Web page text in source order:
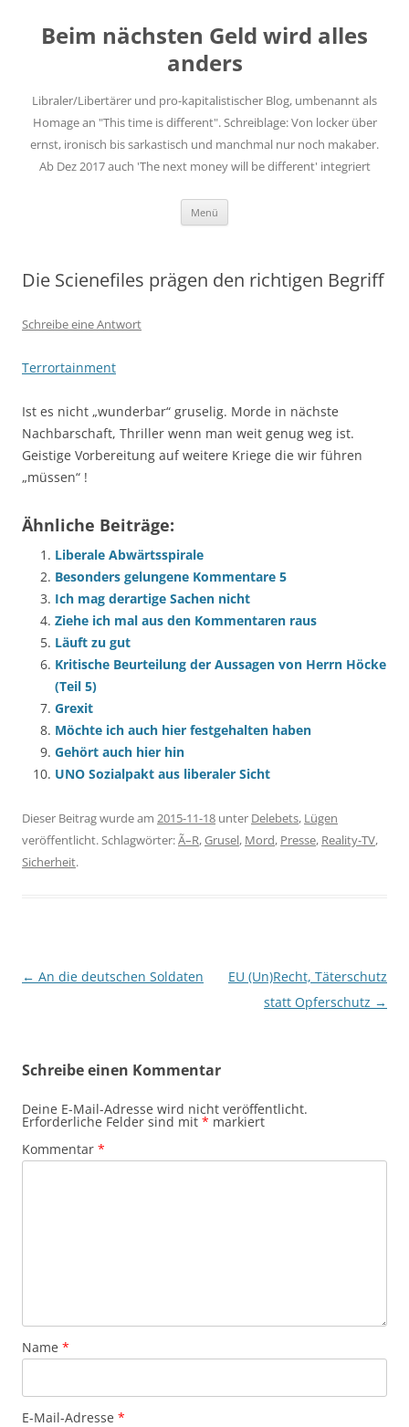
springen
Beim nächsten Geld wird alles
anders
Libraler/Libertärer und pro-kapitalistischer Blog, umbenannt als
Homage an "This time is different". Schreiblage: Von locker über
ernst, ironisch bis sarkastisch und manchmal nur noch makaber.
Ab Dez 2017 auch 'The next money will be different' integriert
Menü
Die Scienefiles prägen den richtigen Begriff
Schreibe eine Antwort
Terrortainment
Ist es nicht „wunderbar“ gruselig. Morde in nächste
Nachbarschaft, Thriller wenn man weit genug weg ist.
Geistige Vorbereitung auf weitere Kriege die wir führen
„müssen“ !
Ähnliche Beiträge:
Liberale Abwärtsspirale
Besonders gelungene Kommentare 5
Ich mag derartige Sachen nicht
Ziehe ich mal aus den Kommentaren raus
Läuft zu gut
Kritische Beurteilung der Aussagen von Herrn Höcke
(Teil 5)
Grexit
Möchte ich auch hier festgehalten haben
Gehört auch hier hin
UNO Sozialpakt aus liberaler Sicht
Dieser Beitrag wurde am 2015-11-18 unter Delebets, Lügen
veröffentlicht. Schlagwörter:Ã–R,Grusel, Mord, Presse, Reality-TV,
Sicherheit.
Beitragsnavigation
← An die deutschen Soldaten
EU (Un)Recht, Täterschutz
statt Opferschutz →
Schreibe einen Kommentar
Deine E-Mail-Adresse wird nicht veröffentlicht.
Erforderliche Felder sind mit * markiert
Kommentar *
Name *
E-Mail-Adresse *